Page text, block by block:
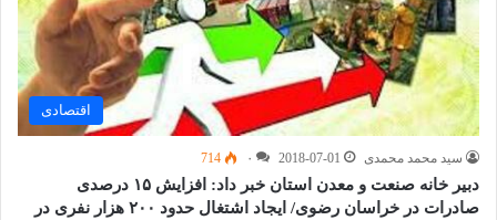
اقتصادی
سید محمد محمدی 2018-07-01 ۰ 714
دبیر خانه صنعت و معدن استان خبر داد: افزایش ۱۵ درصدی
صادرات در خراسان رضوی/ ایجاد اشتغال حدود ۲۰۰ هزار نفری در